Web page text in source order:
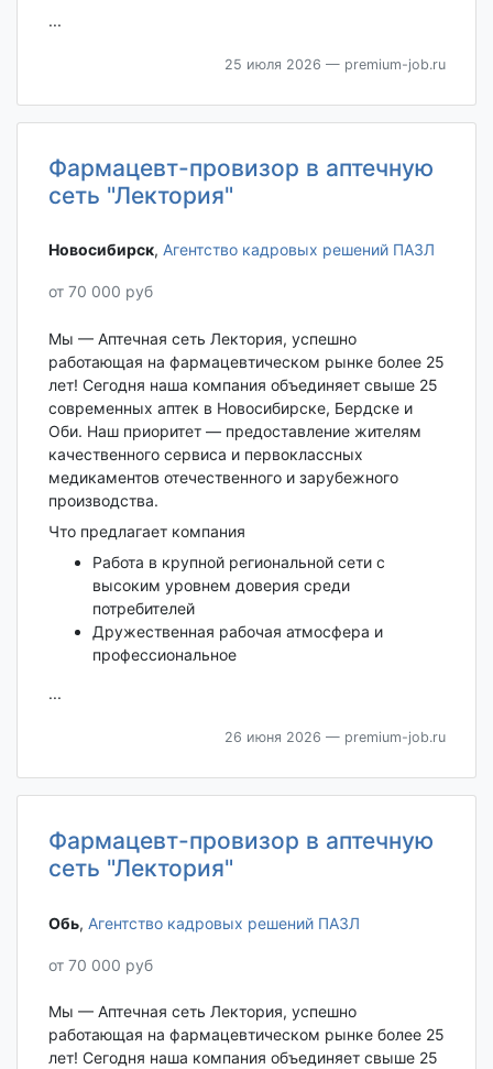
...
25 июля 2026 — premium-job.ru
Фармацевт-провизор в аптечную
сеть "Лектория"
Новосибирск‎, Агентство кадровых решений ПАЗЛ
от 70 000 руб
Мы — Аптечная сеть Лектория, успешно
работающая на фармацевтическом рынке более 25
лет! Сегодня наша компания объединяет свыше 25
современных аптек в Новосибирске, Бердске и
Оби. Наш приоритет — предоставление жителям
качественного сервиса и первоклассных
медикаментов отечественного и зарубежного
производства.
Что предлагает компания
Работа в крупной региональной сети с
высоким уровнем доверия среди
потребителей
Дружественная рабочая атмосфера и
профессиональное
...
26 июня 2026 — premium-job.ru
Фармацевт-провизор в аптечную
сеть "Лектория"
Обь‎, Агентство кадровых решений ПАЗЛ
от 70 000 руб
Мы — Аптечная сеть Лектория, успешно
работающая на фармацевтическом рынке более 25
лет! Сегодня наша компания объединяет свыше 25